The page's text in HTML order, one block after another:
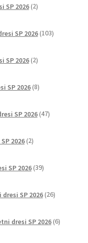
SP 2026 2izdelka
SP 2026 103izdelki
SP 2026 2izdelka
SP 2026 8izdelkov
SP 2026 47izdelkov
2026 2izdelka
SP 2026 39izdelkov
SP 2026 26izdelkov
dresi SP 2026 6izdelkov